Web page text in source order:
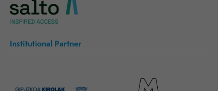
Institutional Partner